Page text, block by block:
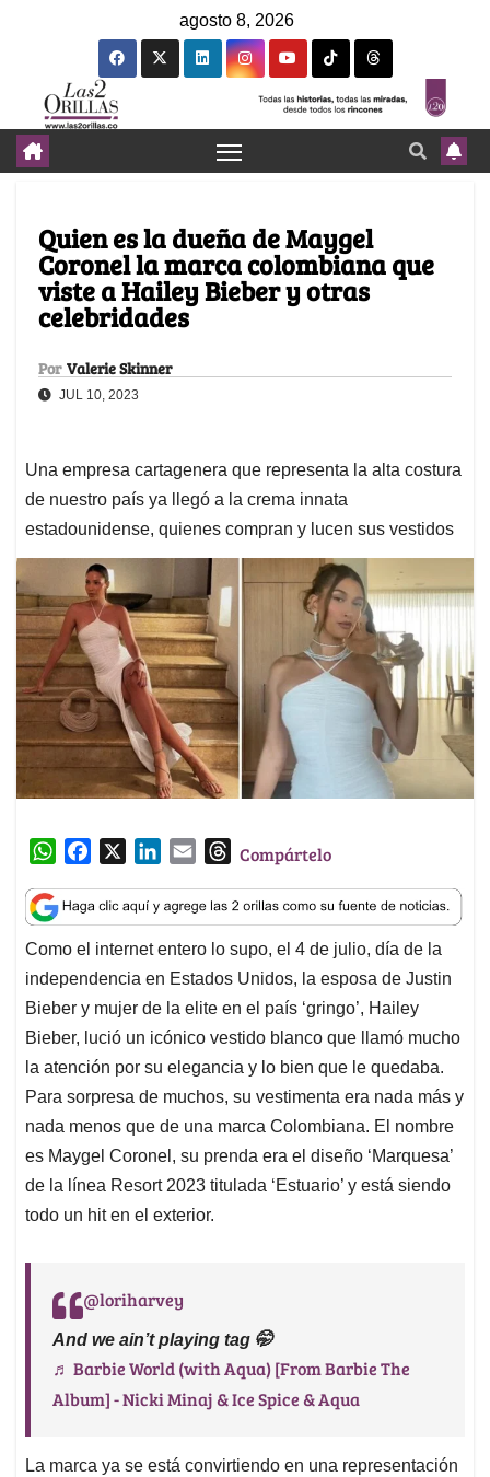
agosto 8, 2026
Quien es la dueña de Maygel
Coronel la marca colombiana que
viste a Hailey Bieber y otras
celebridades
Por Valerie Skinner
JUL 10, 2023
Una empresa cartagenera que representa la alta costura
de nuestro país ya llegó a la crema innata
estadounidense, quienes compran y lucen sus vestidos
W
a
t
s
A
p
p
c
e
b
o
o
k
n
k
e
d
I
n
a
i
l
T
r
e
a
d
s
Compártelo
Como el internet entero lo supo, el 4 de julio, día de la
independencia en Estados Unidos, la esposa de Justin
Bieber y mujer de la elite en el país ‘gringo’, Hailey
Bieber, lució un icónico vestido blanco que llamó mucho
la atención por su elegancia y lo bien que le quedaba.
Para sorpresa de muchos, su vestimenta era nada más y
nada menos que de una marca Colombiana. El nombre
es Maygel Coronel, su prenda era el diseño ‘Marquesa’
de la línea Resort 2023 titulada ‘Estuario’ y está siendo
todo un hit en el exterior.
@loriharvey
And we ain’t playing tag 🤭
♬ Barbie World (with Aqua) [From Barbie The
Album] - Nicki Minaj & Ice Spice & Aqua
La marca ya se está convirtiendo en una representación